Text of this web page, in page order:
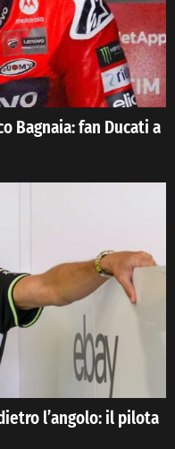
Bagnaia: fan Ducati a
l’angolo: il pilota